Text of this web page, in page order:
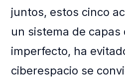
juntos, estos cinco
un sistema de capas
imperfecto, ha
ciberespacio se